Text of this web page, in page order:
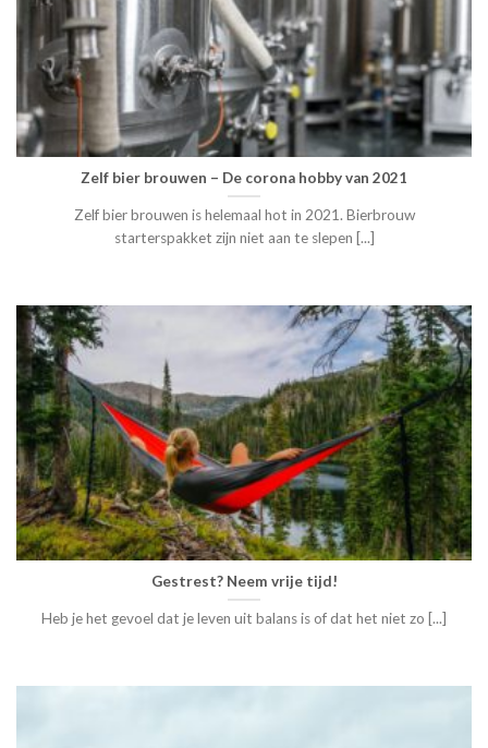
Zelf bier brouwen – De corona hobby van 2021
Zelf bier brouwen is helemaal hot in 2021. Bierbrouw
starterspakket zijn niet aan te slepen [...]
Gestrest? Neem vrije tijd!
Heb je het gevoel dat je leven uit balans is of dat het niet zo [...]